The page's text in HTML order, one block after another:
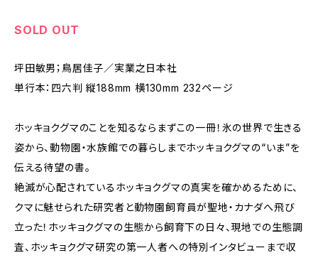
SOLD OUT
坪田敏男；鳥居佳子／実業之日本社
単行本：四六判 縦188mm 横130mm 232ページ
ホッキョクグマのことを知るならまずこの一冊！氷の世界で生きる
姿から、動物園・水族館での暮らしまでホッキョクグマの“いま”を
伝える待望の書。
絶滅が心配されているホッキョクグマの真実を確かめるために、
クマに魅せられた研究者と動物園飼育員が聖地・カナダへ飛び
立った！ホッキョクグマの生態から飼育下の日々、現地での生態調
査、ホッキョクグマ研究の第一人者への特別インタビューまで収